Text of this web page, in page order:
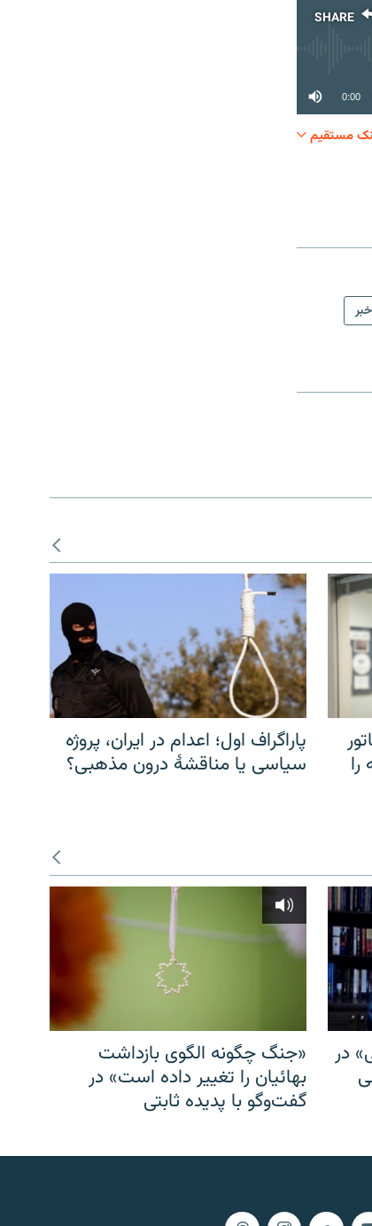
SHARE
0:00
مستقیم
پاراگراف اول؛ اعدام در ایران، پروژه
سیاسی یا مناقشهٔ درون مذهبی؟
در
«جنگ چگونه الگوی بازداشت
بهائیان را تغییر داده است» در
گفت‌وگو با پدیده ثابتی